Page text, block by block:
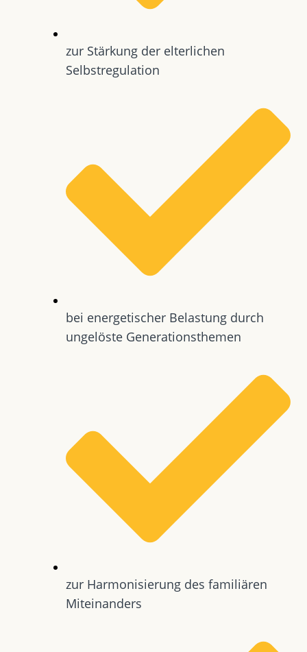
zur Stärkung der elterlichen
Selbstregulation
bei energetischer Belastung durch
ungelöste Generationsthemen
zur Harmonisierung des familiären
Miteinanders